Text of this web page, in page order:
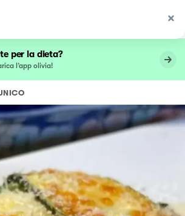
per la dieta?
l’app olivia!